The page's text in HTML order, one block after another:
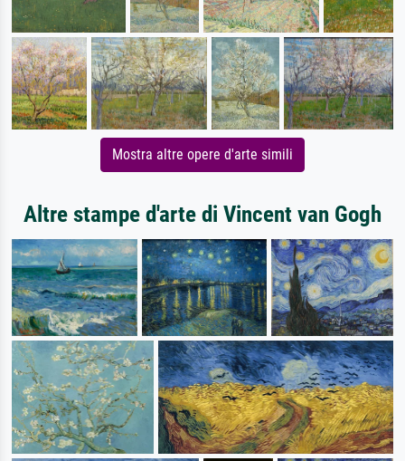
Mostra altre opere d'arte simili
Altre stampe d'arte di Vincent van Gogh